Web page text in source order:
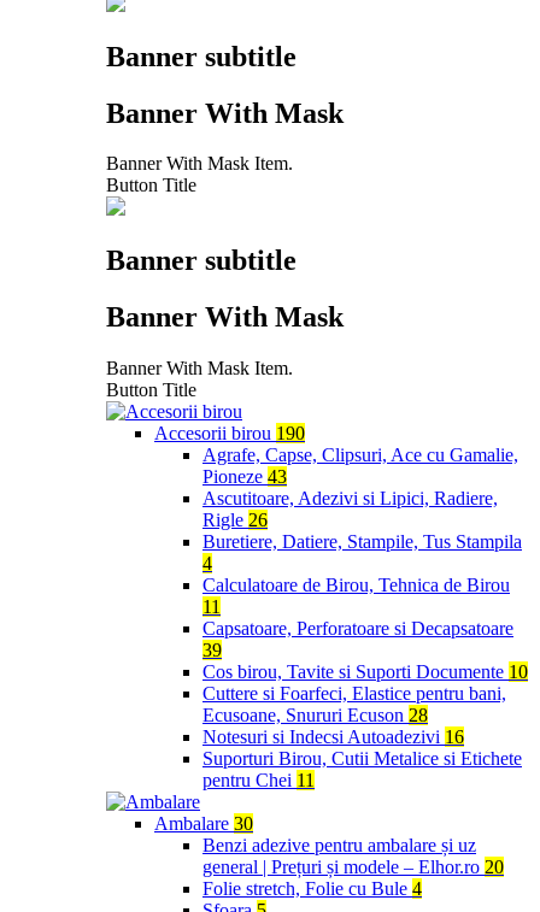
Banner subtitle
Banner With Mask
Banner With Mask Item.
Button Title
Banner subtitle
Banner With Mask
Banner With Mask Item.
Button Title
Accesorii birou 190
Agrafe, Capse, Clipsuri, Ace cu Gamalie,
Pioneze 43
Ascutitoare, Adezivi si Lipici, Radiere,
Rigle 26
Buretiere, Datiere, Stampile, Tus Stampila
4
Calculatoare de Birou, Tehnica de Birou
11
Capsatoare, Perforatoare si Decapsatoare
39
Cos birou, Tavite si Suporti Documente 10
Cuttere si Foarfeci, Elastice pentru bani,
Ecusoane, Snururi Ecuson 28
Notesuri si Indecsi Autoadezivi 16
Suporturi Birou, Cutii Metalice si Etichete
pentru Chei 11
Ambalare 30
Benzi adezive pentru ambalare și uz
general | Prețuri și modele – Elhor.ro 20
Folie stretch, Folie cu Bule 4